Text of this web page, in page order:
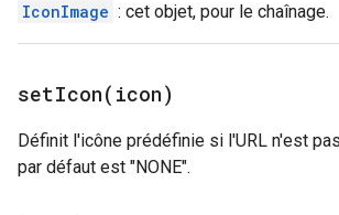
IconImage : cet objet, pour le chaînage.
setIcon( icon)
Définit l'icône prédéfinie si l'URL n'est
par défaut est "NONE".